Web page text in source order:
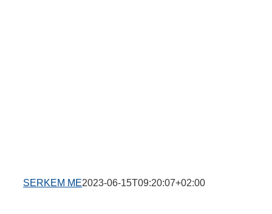
SERKEM ME2023-06-15T09:20:07+02:00